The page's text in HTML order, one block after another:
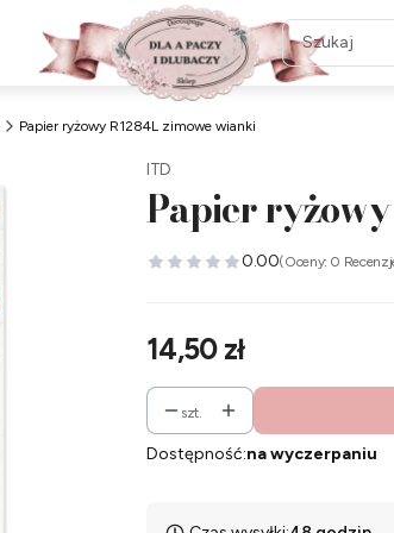
Papier ryżowy R1284L zimowe wianki
ITD
Papier
0.00(Oceny: 0
Cena
14,50 zł
szt.
Dostępność:na wyczerpaniu